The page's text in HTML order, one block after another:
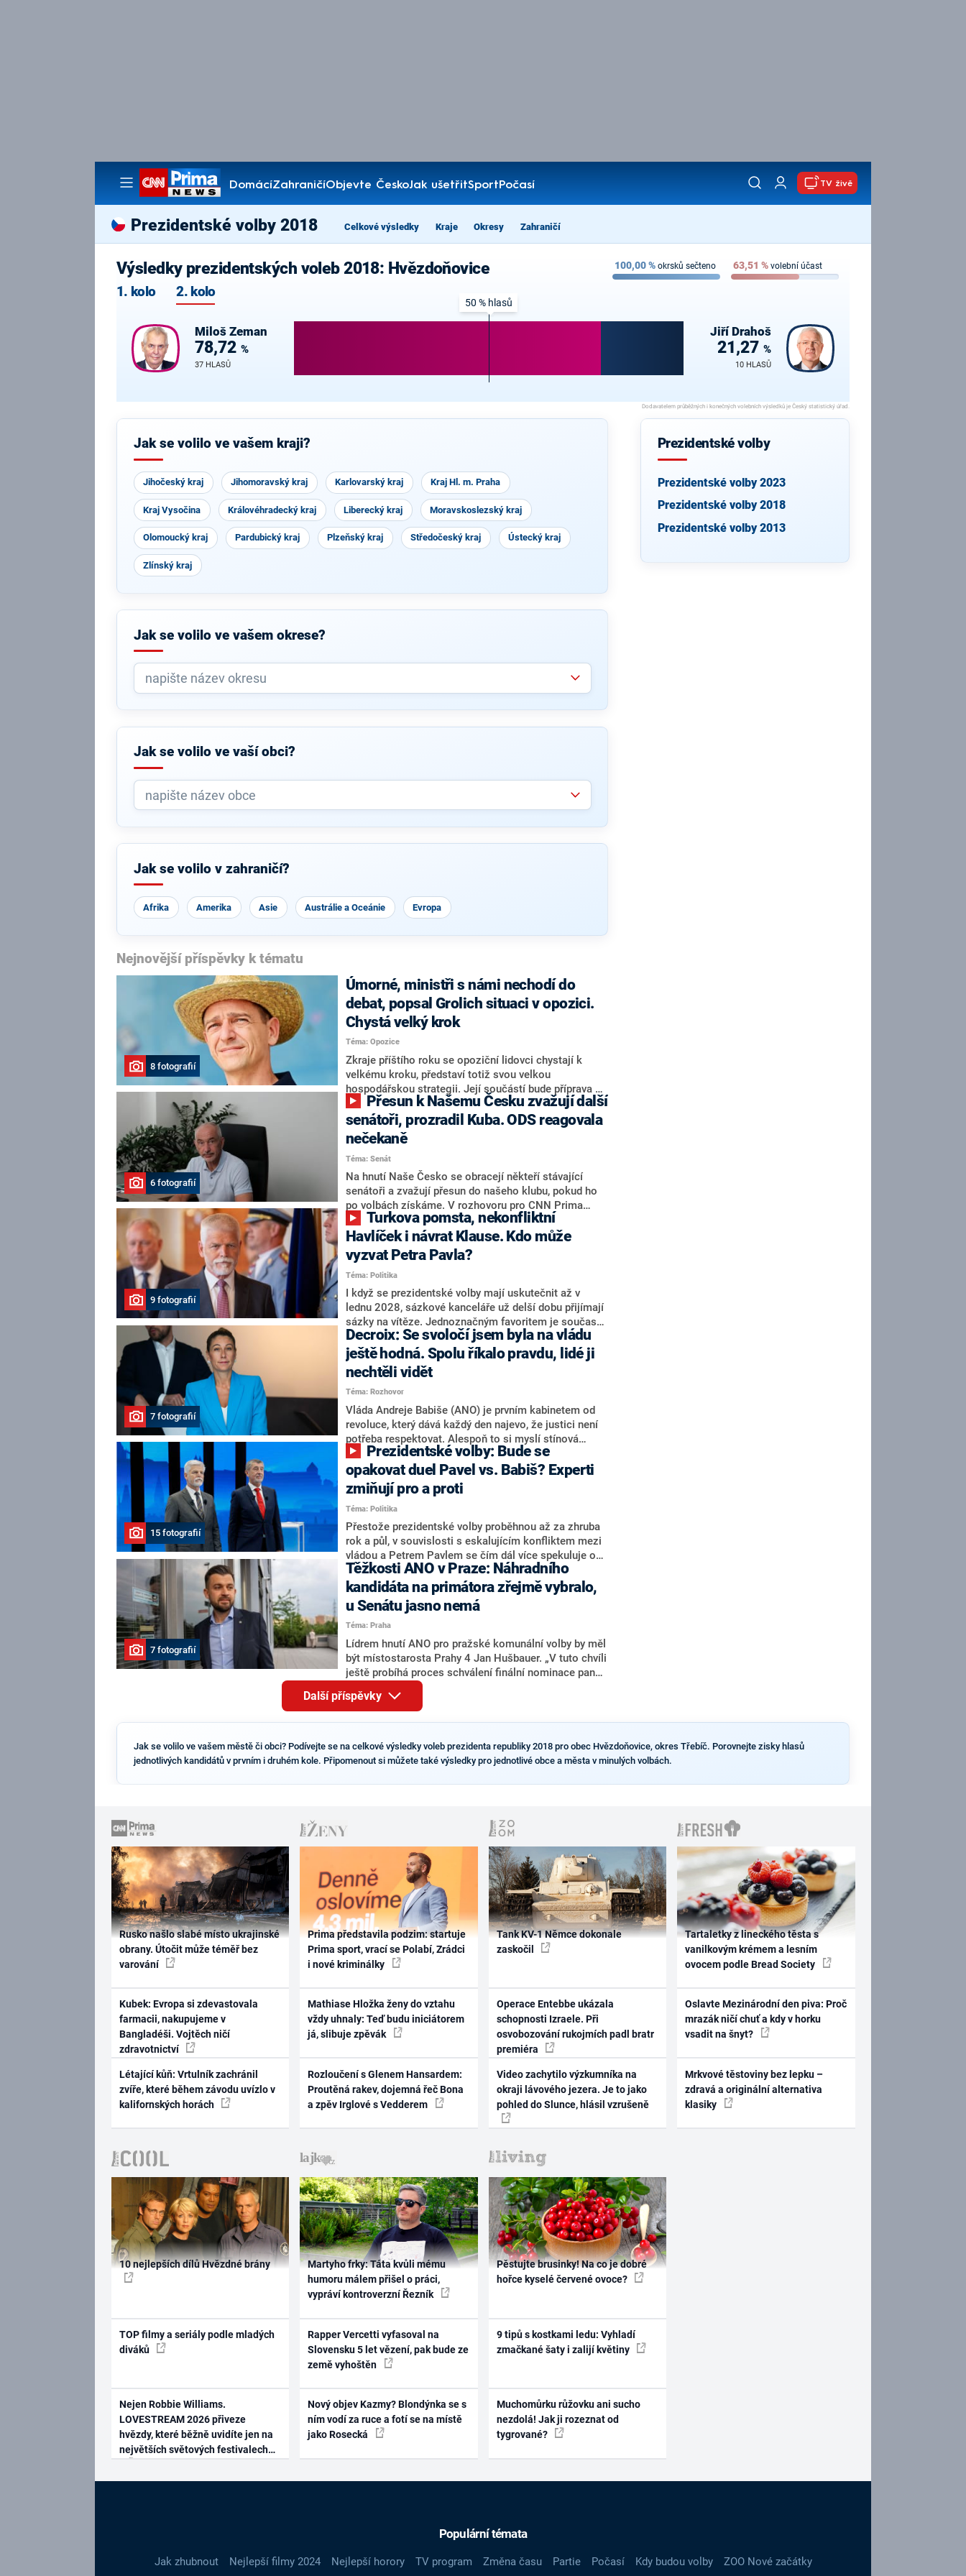
DomácíZahraničíObjevte ČeskoJak ušetřitSportPočasí
Pořady
TV živě
Prezidentské volby 2018 Celkové výsledky Kraje Okresy Zahraničí
Výsledky prezidentských voleb 2018: Hvězdoňovice
1. kolo 2. kolo
100,00% okrsků sečteno 63,51 % volební účast
Miloš Zeman
78,72 %
37 HLASŮ
50 % hlasů
Jiří Drahoš
21,27%
10 HLASŮ
Jak se volilo ve vašem kraji?
Jihočeský kraj Jihomoravský kraj Karlovarský kraj Kraj Hl. m. Praha
Kraj Vysočina Královéhradecký kraj Liberecký kraj Moravskoslezský kraj
Olomoucký kraj Pardubický kraj Plzeňský kraj Středočeský kraj Ústecký kraj
Zlínský kraj
Jak se volilo ve vašem okrese?
Jak se volilo ve vaší obci?
Jak se volilo v zahraničí?
Afrika Amerika Asie Austrálie a Oceánie Evropa
Nejnovější příspěvky k tématu
8 fotografií
Úmorné, ministři s námi nechodí do
debat, popsal Grolich situaci v opozici.
Chystá velký krok
Téma: Opozice
Zkraje příštího roku se opoziční lidovci chystají k
velkému kroku, představí totiž svou velkou
hospodářskou strategii. Její součástí bude příprava na
stárnutí populace, řekl ve středu na setkání s novináři
nový předseda lidovců Jan Grolich. Ten zároveň v
senátních volbách kandiduje ve Vyškově. Popsal i
aktivitu opozice, o níž vládní strany nebo političtí
komentátoři mluví jako o slabé a v defenzivě. „Je to
úmorná práce upozorňovat na chyby vlády. Ministři s
námi navíc nechodí do debat. Chceme ale ukazovat
svoje témata,“ odpověděl Grolich na dotaz CNN Prima
NEWS.
6 fotografií
senátoři, prozradil Kuba. ODS reagovala
nečekaně
Téma: Senát
Na hnutí Naše Česko se obracejí někteří stávající
senátoři a zvažují přesun do našeho klubu, pokud ho
po volbách získáme. V rozhovoru pro CNN Prima
NEWS to řekl zakladatel hnutí a jihočeský hejtman
Martin Kuba. Konkrétní nebyl, ale získat by takto mohl
například senátora Zdeňka Hrabu, který je dnes
součástí klubu ODS a TOP 09. Hraba to na dotaz
redakce nevyloučil. Předseda klubu senátorů ODS
Zdeněk Nytra redakci řekl, že počítá s odchodem
některých senátorů z klubu a že Naše Česko není
nepřítel, ale soupeř.
9 fotografií
Havlíček i návrat Klause. Kdo může
vyzvat Petra Pavla?
Téma: Politika
I když se prezidentské volby mají uskutečnit až v
lednu 2028, sázkové kanceláře už delší dobu přijímají
sázky na vítěze. Jednoznačným favoritem je současná
hlava státu Petr Pavel. Daleko za ním pak bookmakeři
zmiňují dva výrazné politiky ANO, tedy premiéra
Andreje Babiše a ministra průmyslu Karla Havlíčka.
Oblíbeným tipem samotných sázkařů je poslanec za
Motoristy Filip Turek. Politolog Jan Kubáček nicméně
o případné kandidatuře kohokoliv ze zmíněné trojice
značně pochybuje. Podle něj současná koalice dosud
nemá osobu, která by Pavlovi mohla konkurovat.
7 fotografií
Decroix: Se svoločí jsem byla na vládu
ještě hodná. Spolu říkalo pravdu, lidé ji
nechtěli vidět
Téma: Rozhovor
Vláda Andreje Babiše (ANO) je prvním kabinetem od
revoluce, který dává každý den najevo, že justici není
potřeba respektovat. Alespoň to si myslí stínová
ministryně spravedlnosti ODS Eva Decroix. V
rozhovoru pro CNN Prima NEWS si nebrala servítky
ohledně politického výkonu svého nástupce Jeronýma
Tejce (za ANO) či vládní zmocněnkyně pro lidská
práva Taťány Malé (ANO). Označením „svoloč“ na
adresu vlády prý byla ještě hodná. Decroix se také
vrátila k volební porážce koalice Spolu či promluvila o
hnutí Naše Česko Martina Kuby.
15 fotografií
opakovat duel Pavel vs. Babiš? Experti
zmiňují pro a proti
Téma: Politika
Přestože prezidentské volby proběhnou až za zhruba
rok a půl, v souvislosti s eskalujícím konfliktem mezi
vládou a Petrem Pavlem se čím dál více spekuluje o
tom, koho by do bitvy o Hrad mohla vyslat současná
koalice. Někteří političtí komentátoři znovu vytahují
jméno premiéra Andreje Babiše (ANO). Jak moc je
pravděpodobné, že se v prezidentských volbách 2028
bude znovu opakovat souboj z roku 2023?
7 fotografií
Těžkosti ANO v Praze: Náhradního
kandidáta na primátora zřejmě vybralo,
u Senátu jasno nemá
Téma: Praha
Lídrem hnutí ANO pro pražské komunální volby by měl
být místostarosta Prahy 4 Jan Hušbauer. „V tuto chvíli
ještě probíhá proces schválení finální nominace pana
Jana Hušbauera Výborem hnutí ANO,“ uvedl pro
redakci místopředseda pražského ANO Martin
Benkovič. O Hušbauerovi se spekulovalo jako o
rezignoval po sérii nejasností v majetkových
přiznáních a pořizování bytů Ondřej Prokop. Zároveň
dvou ze tří pražských obvodů do horní komory
Další příspěvky
Prezidentské volby
Prezidentské volby 2023
Prezidentské volby 2018
Prezidentské volby 2013
Jak se volilo ve vašem městě či obci? Podívejte se na celkové výsledky voleb prezidenta republiky 2018 pro obec Hvězdoňovice, okres Třebíč. Porovnejte zisky hlasů
jednotlivých kandidátů v prvním i druhém kole. Připomenout si můžete také výsledky pro jednotlivé obce a města v minulých volbách.
Rusko našlo slabé místo ukrajinské
obrany. Útočit může téměř bez
varování
Kubek: Evropa si zdevastovala
farmacii, nakupujeme v
Bangladéši. Vojtěch ničí
zdravotnictví
Létající kůň: Vrtulník zachránil
zvíře, které během závodu uvízlo v
kalifornských horách
Prima představila podzim: startuje
Prima sport, vrací se Polabí, Zrádci
i nové kriminálky
Mathiase Hložka ženy do vztahu
vždy uhnaly: Teď budu iniciátorem
já, slibuje zpěvák
Rozloučení s Glenem Hansardem:
Proutěná rakev, dojemná řeč Bona
a zpěv Irglové s Vedderem
Tank KV-1 Němce dokonale
zaskočil
Operace Entebbe ukázala
schopnosti Izraele. Při
osvobozování rukojmích padl bratr
premiéra
Video zachytilo výzkumníka na
okraji lávového jezera. Je to jako
pohled do Slunce, hlásil vzrušeně
Tartaletky z lineckého těsta s
vanilkovým krémem a lesním
ovocem podle Bread Society
Oslavte Mezinárodní den piva: Proč
mrazák ničí chuť a kdy v horku
vsadit na šnyt?
Mrkvové těstoviny bez lepku –
zdravá a originální alternativa
klasiky
10 nejlepších dílů Hvězdné brány
TOP filmy a seriály podle mladých
diváků
Nejen Robbie Williams.
LOVESTREAM 2026 přiveze
hvězdy, které běžně uvidíte jen na
největších světových festivalech
Martyho frky: Táta kvůli mému
humoru málem přišel o práci,
vypráví kontroverzní Řezník
Rapper Vercetti vyfasoval na
Slovensku 5 let vězení, pak bude ze
země vyhoštěn
Nový objev Kazmy? Blondýnka se s
ním vodí za ruce a fotí se na místě
jako Rosecká
Pěstujte brusinky! Na co je dobré
hořce kyselé červené ovoce?
9 tipů s kostkami ledu: Vyhladí
zmačkané šaty i zalijí květiny
Muchomůrku růžovku ani sucho
nezdolá! Jak ji rozeznat od
tygrované?
Populární témata
Jak zhubnout Nejlepší filmy 2024 Nejlepší horory TV program Změna času Partie Počasí Kdy budou volby ZOO Nové začátky